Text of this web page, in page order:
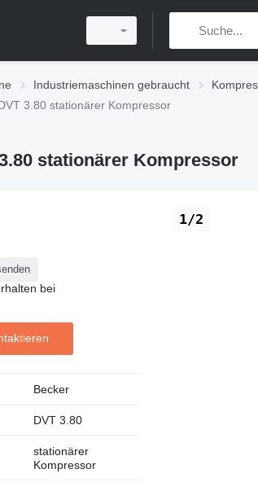
Industriemaschinen gebraucht
3.80 stationärer Kompressor
stationärer Kompressor
1/2
bei
Becker
DVT 3.80
stationärer
Kompressor